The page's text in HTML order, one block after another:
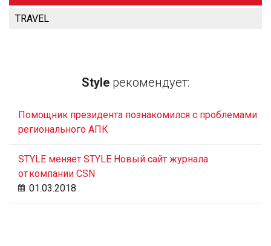
TRAVEL
Style рекомендует:
Помощник президента познакомился с проблемами
регионального АПК
STYLE меняет STYLE Новый сайт журнала
от компании CSN
01.03.2018